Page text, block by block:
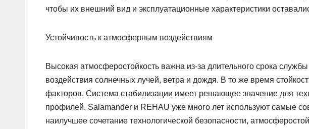
чтобы их внешний вид и эксплуатационные характеристики
Устойчивость к атмосферным воздействиям
Высокая атмосферостойкость важна из-за длительного срока
воздействия солнечных лучей, ветра и дождя. В то же время
факторов. Система стабилизации имеет решающее значение для
профилей. Salamander и REHAU уже много лет используют самые
наилучшее сочетание технологической безопасности,